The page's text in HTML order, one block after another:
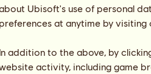
Ubisoft's use of personal
preferences at anytime by
In addition to the above, by
activity, including game